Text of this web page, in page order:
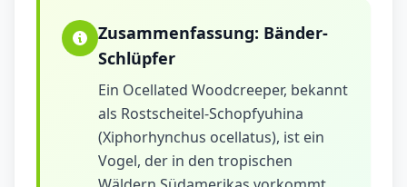
Zusammenfassung: Bänder-
Schlüpfer
Ein Ocellated Woodcreeper, bekannt
als Rostscheitel-Schopfyuhina
(Xiphorhynchus ocellatus), ist ein
Vogel, der in den tropischen